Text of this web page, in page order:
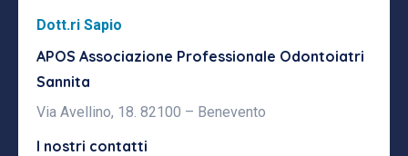
Dott.ri Sapio
APOS Associazione Professionale Odontoiatri
Sannita
Via Avellino, 18. 82100 – Benevento
I nostri contatti